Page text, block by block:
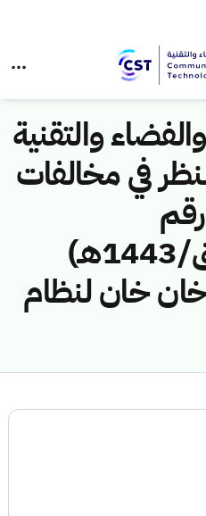
والتقنية
في مخالفات
(42743916/ق/1443هـ)
خان لنظام